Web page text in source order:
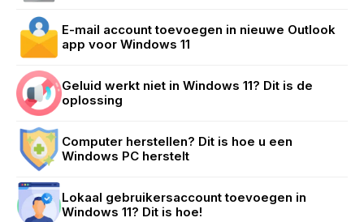
E-mail account toevoegen in nieuwe Outlook
app voor Windows 11
Geluid werkt niet in Windows 11? Dit is de
oplossing
Computer herstellen? Dit is hoe u een
Windows PC herstelt
Lokaal gebruikersaccount toevoegen in
Windows 11? Dit is hoe!